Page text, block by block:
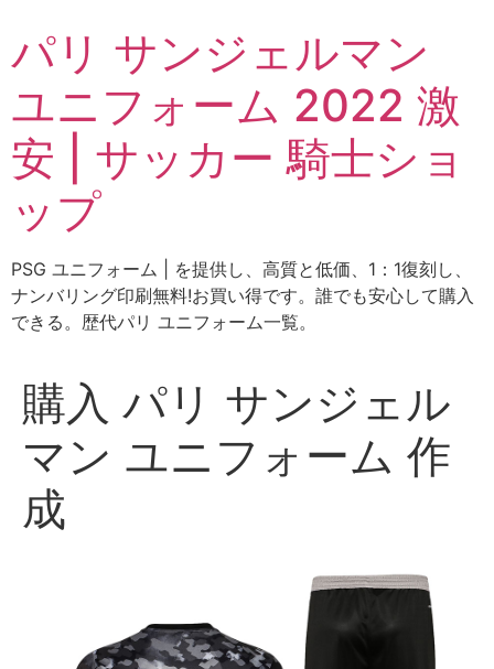
テ
ツ
に
ス
パリ サンジェルマン
ユニフォーム 2022 激
安 | サッカー 騎士ショ
ップ
PSG ユニフォーム | を提供し、高質と低価、1：1復刻し、
ナンバリング印刷無料!お買い得です。誰でも安心して購入
できる。歴代パリ ユニフォーム一覧。
購入 パリ サンジェル
マン ユニフォーム 作
成